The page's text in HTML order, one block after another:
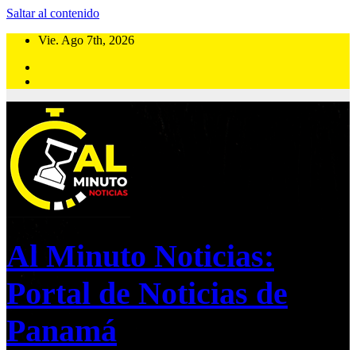
Saltar al contenido
Vie. Ago 7th, 2026
Al Minuto Noticias:
Portal de Noticias de
Panamá